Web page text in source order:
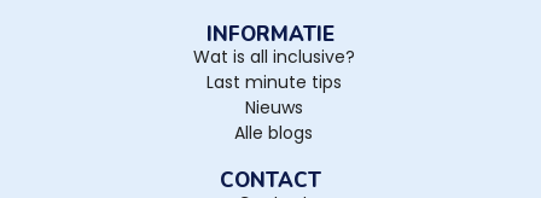
INFORMATIE
Wat is all inclusive?
Last minute tips
Nieuws
Alle blogs
CONTACT